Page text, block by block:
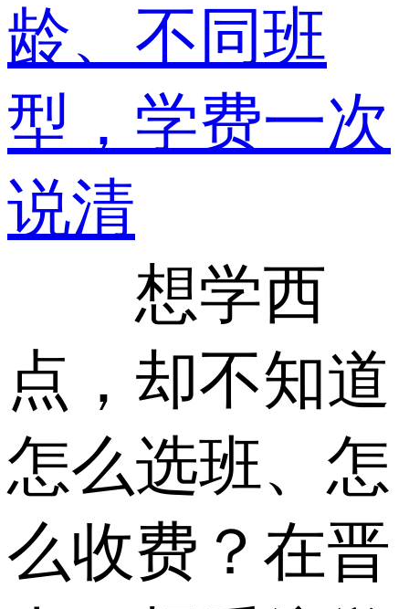
龄、不同班
型，学费一次
说清
想学西
点，却不知道
怎么选班、怎
么收费？在晋